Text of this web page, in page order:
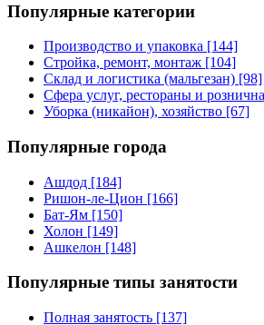
Популярные категории
Производство и упаковка [144]
Стройка, ремонт, монтаж [104]
Склад и логистика (мальгезан) [98]
Сфера услуг, рестораны и
Уборка (никайон), хозяйство [67]
Популярные города
Ашдод [184]
Ришон-ле-Цион [166]
Бат-Ям [150]
Холон [149]
Ашкелон [148]
Популярные типы занятости
Полная занятость [137]